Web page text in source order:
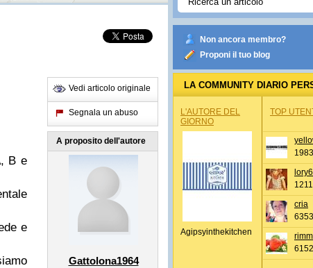
B e
e
Vedi articolo originale
Segnala un abuso
A proposito dell'autore
Gattolona1964
Non ancora membro?
Proponi il tuo blog
LA COMMUNITY DIARIO
L'AUTORE DEL
GIORNO
Agipsyinthekitchen
TOP
cria